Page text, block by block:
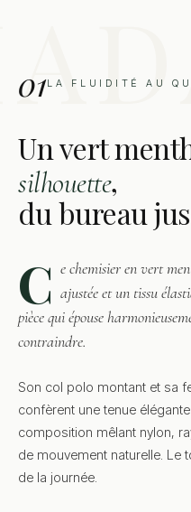
01LA FLUIDITÉ AU
Un vert
silhouette,
du bureau
C e chemisier en vert
ajustée et un tissu
pièce qui épouse
contraindre.
Son col polo montant et sa
confèrent une tenue
composition mêlant nylon,
de mouvement naturelle. Le
de la journée.